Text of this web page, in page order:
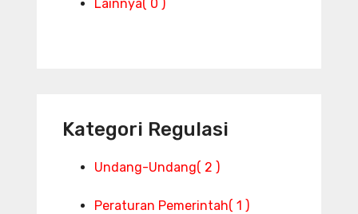
Lainnya( 0 )
Kategori Regulasi
Undang-Undang( 2 )
Peraturan Pemerintah( 1 )